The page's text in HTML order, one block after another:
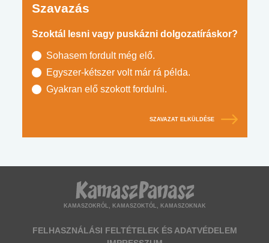
Szavazás
Szoktál lesni vagy puskázni dolgozatíráskor?
Sohasem fordult még elő.
Egyszer-kétszer volt már rá példa.
Gyakran elő szokott fordulni.
SZAVAZAT ELKÜLDÉSE
KAMASZOKRÓL, KAMASZOKTÓL, KAMASZOKNAK
FELHASZNÁLÁSI FELTÉTELEK ÉS ADATVÉDELEM